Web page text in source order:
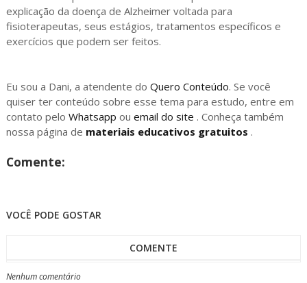
explicação da doença de Alzheimer voltada para
fisioterapeutas, seus estágios, tratamentos específicos e
exercícios que podem ser feitos.
Eu sou a Dani, a atendente do Quero Conteúdo. Se você
quiser ter conteúdo sobre esse tema para estudo, entre em
contato pelo Whatsapp ou email do site . Conheça também
nossa página de materiais educativos gratuitos .
Comente:
VOCÊ PODE GOSTAR
COMENTE
Nenhum comentário